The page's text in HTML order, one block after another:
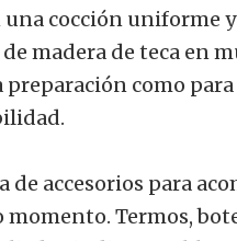
cocción uniforme
madera de teca en
como
de accesorios para
Termos,